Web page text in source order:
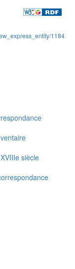
1184
siècle